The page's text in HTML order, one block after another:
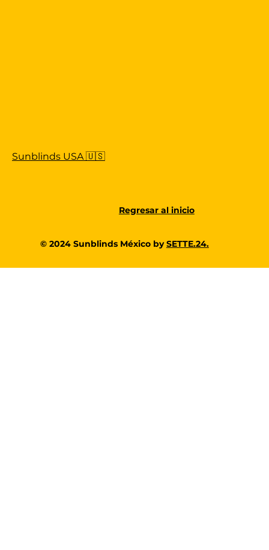
Sunblinds USA 🇺🇸
© 2024 Sunblinds México bySETTE.24.
Regresar al inicio